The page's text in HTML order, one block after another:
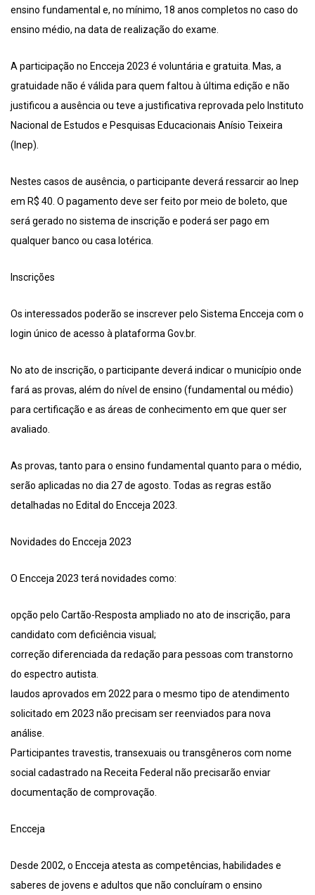
ensino fundamental e, no mínimo, 18 anos completos no caso do
ensino médio, na data de realização do exame.
A participação no Encceja 2023 é voluntária e gratuita. Mas, a
gratuidade não é válida para quem faltou à última edição e não
justificou a ausência ou teve a justificativa reprovada pelo Instituto
Nacional de Estudos e Pesquisas Educacionais Anísio Teixeira
(Inep).
Nestes casos de ausência, o participante deverá ressarcir ao Inep
em R$ 40. O pagamento deve ser feito por meio de boleto, que
será gerado no sistema de inscrição e poderá ser pago em
qualquer banco ou casa lotérica.
Inscrições
Os interessados poderão se inscrever pelo Sistema Encceja com o
login único de acesso à plataforma Gov.br.
No ato de inscrição, o participante deverá indicar o município onde
fará as provas, além do nível de ensino (fundamental ou médio)
para certificação e as áreas de conhecimento em que quer ser
avaliado.
As provas, tanto para o ensino fundamental quanto para o médio,
serão aplicadas no dia 27 de agosto. Todas as regras estão
detalhadas no Edital do Encceja 2023.
Novidades do Encceja 2023
O Encceja 2023 terá novidades como:
opção pelo Cartão-Resposta ampliado no ato de inscrição, para
candidato com deficiência visual;
correção diferenciada da redação para pessoas com transtorno
do espectro autista.
laudos aprovados em 2022 para o mesmo tipo de atendimento
solicitado em 2023 não precisam ser reenviados para nova
análise.
Participantes travestis, transexuais ou transgêneros com nome
social cadastrado na Receita Federal não precisarão enviar
documentação de comprovação.
Encceja
Desde 2002, o Encceja atesta as competências, habilidades e
saberes de jovens e adultos que não concluíram o ensino